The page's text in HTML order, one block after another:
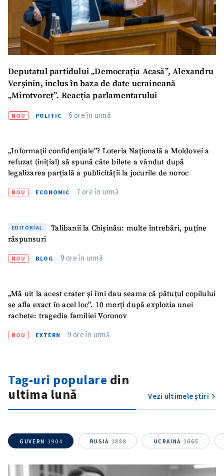
Deputatul partidului „Democrația Acasă”, Alexandru
Verșinin, inclus în baza de date ucraineană
„Mirotvoreț”. Reacția parlamentarului
NOU POLITIC 6 ore în urmă
„Informații confidențiale”? Loteria Națională a Moldovei a
refuzat (inițial) să spună câte bilete a vândut după
legalizarea parțială a publicității la jocurile de noroc
NOU ECONOMIC 7 ore în urmă
EDITORIAL
Talibanii la Chișinău: multe întrebări, puține
răspunsuri
NOU BLOG 9 ore în urmă
„Mă uit la acest crater și îmi dau seama că pătuțul copilului
se afla exact în acel loc”. 10 morți după explozia unei
rachete: tragedia familiei Voronov
NOU EXTERN 9 ore în urmă
Tag-uri populare din
ultima lună
Vezi ultimele știri
GUVERN 1904 RUSIA 1888 UCRAINA 1665
Fotografie
+ Încarcă imagine
Link media+ Link media
Mesajul știrei
+ Mesajul știrei
CONTACT SURSĂ